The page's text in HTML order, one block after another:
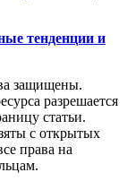
тенденции и
защищены.
разрешается
статьи.
с открытых
права на